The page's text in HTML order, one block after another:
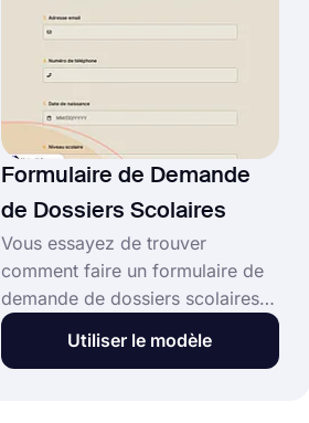
Formulaire de Demande
de Dossiers Scolaires
Vous essayez de trouver
comment faire un formulaire de
demande de dossiers scolaires ?
forms.app est là pour aider votre
école à avoir son propre
Utiliser le modèle